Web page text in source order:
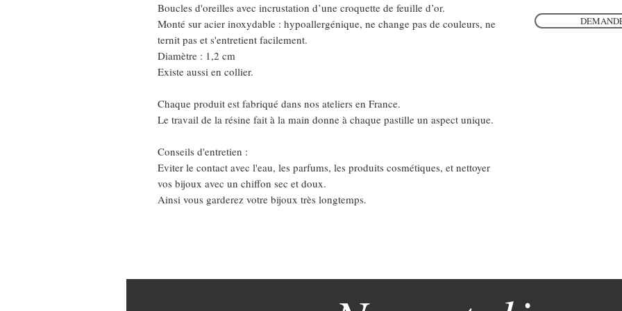
Boucles d'oreilles avec incrustation d’une croquette de feuille d’or.
Monté sur acier inoxydable : hypoallergénique, ne change pas de couleurs, ne
ternit pas et s'entretient facilement.
Diamètre : 1,2 cm
Existe aussi en collier.
Chaque produit est fabriqué dans nos ateliers en France.
Le travail de la résine fait à la main donne à chaque pastille un aspect unique.
Conseils d'entretien :
Eviter le contact avec l'eau, les parfums, les produits cosmétiques, et nettoyer
vos bijoux avec un chiffon sec et doux.
Ainsi vous garderez votre bijoux très longtemps.